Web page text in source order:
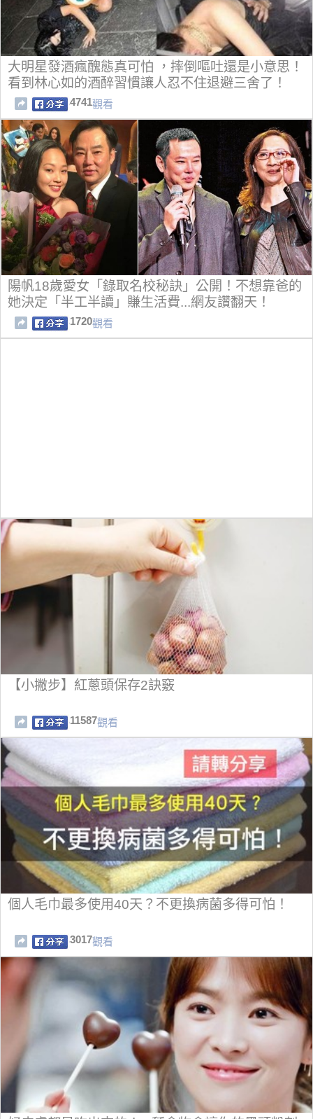
大明星發酒瘋醜態真可怕 ，摔倒嘔吐還是小意思！
看到林心如的酒醉習慣讓人忍不住退避三舍了！
4741觀看
陽帆18歲愛女「錄取名校秘訣」公開！不想靠爸的
她決定「半工半讀」賺生活費...網友讚翻天！
1720觀看
【小撇步】紅蔥頭保存2訣竅
11587觀看
個人毛巾最多使用40天？不更換病菌多得可怕！
3017觀看